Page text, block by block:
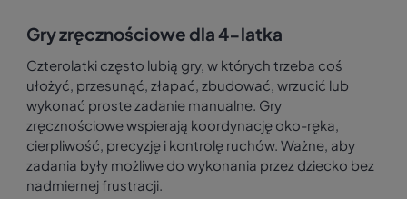
Gry zręcznościowe dla 4-latka
Czterolatki często lubią gry, w których trzeba coś
ułożyć, przesunąć, złapać, zbudować, wrzucić lub
wykonać proste zadanie manualne. Gry
zręcznościowe wspierają koordynację oko-ręka,
cierpliwość, precyzję i kontrolę ruchów. Ważne, aby
zadania były możliwe do wykonania przez dziecko bez
nadmiernej frustracji.